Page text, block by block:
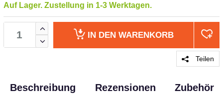
Auf Lager. Zustellung in 1-3 Werktagen.
IN DEN WARENKORB
Teilen
Beschreibung Rezensionen Zubehör